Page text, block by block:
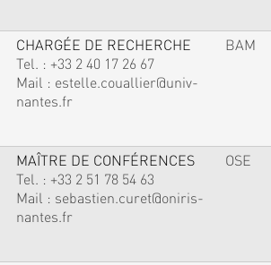
CHARGÉE DE RECHERCHE
Tel. : +33 2 40 17 26 67
Mail : estelle.couallier@univ-
nantes.fr
BAM
MAÎTRE DE CONFÉRENCES
Tel. : +33 2 51 78 54 63
Mail : sebastien.curet@oniris-
nantes.fr
OSE